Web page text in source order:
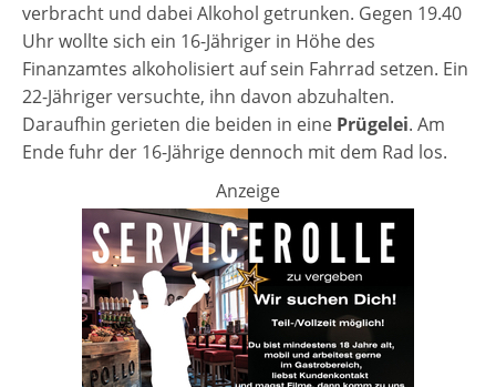
verbracht und dabei Alkohol getrunken. Gegen 19.40
Uhr wollte sich ein 16-Jähriger in Höhe des
Finanzamtes alkoholisiert auf sein Fahrrad setzen. Ein
22-Jähriger versuchte, ihn davon abzuhalten.
Daraufhin gerieten die beiden in eine Prügelei. Am
Ende fuhr der 16-Jährige dennoch mit dem Rad los.
Anzeige